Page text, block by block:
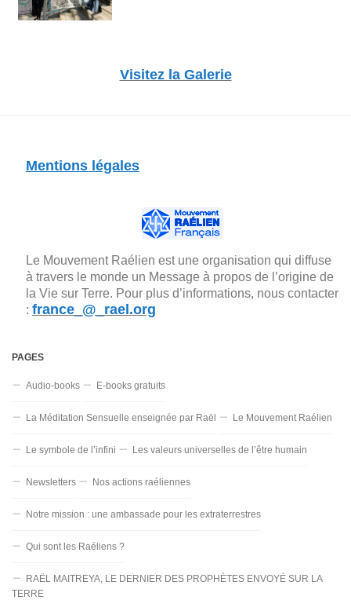
Visitez la Galerie
Mentions légales
Le Mouvement Raélien est une organisation qui diffuse
à travers le monde un Message à propos de l’origine de
la Vie sur Terre. Pour plus d’informations, nous contacter
: france_@_rael.org
PAGES
Audio-books E-books gratuits
La Méditation Sensuelle enseignée par Raël Le Mouvement Raélien
Le symbole de l’infini Les valeurs universelles de l’être humain
Newsletters Nos actions raéliennes
Notre mission : une ambassade pour les extraterrestres
Qui sont les Raéliens ?
RAËL MAITREYA, LE DERNIER DES PROPHÈTES ENVOYÉ SUR LA
TERRE